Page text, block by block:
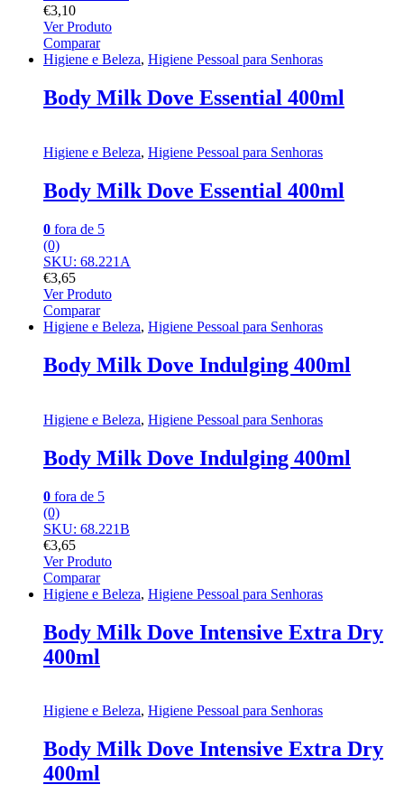
€3,10
Ver Produto
Comparar
Higiene e Beleza, Higiene Pessoal para Senhoras
Body Milk Dove Essential 400ml
Higiene e Beleza, Higiene Pessoal para Senhoras
Body Milk Dove Essential 400ml
0 fora de 5
(0)
SKU: 68.221A
€3,65
Ver Produto
Comparar
Higiene e Beleza, Higiene Pessoal para Senhoras
Body Milk Dove Indulging 400ml
Higiene e Beleza, Higiene Pessoal para Senhoras
Body Milk Dove Indulging 400ml
0 fora de 5
(0)
SKU: 68.221B
€3,65
Ver Produto
Comparar
Higiene e Beleza, Higiene Pessoal para Senhoras
Body Milk Dove Intensive Extra Dry
400ml
Higiene e Beleza, Higiene Pessoal para Senhoras
Body Milk Dove Intensive Extra Dry
400ml